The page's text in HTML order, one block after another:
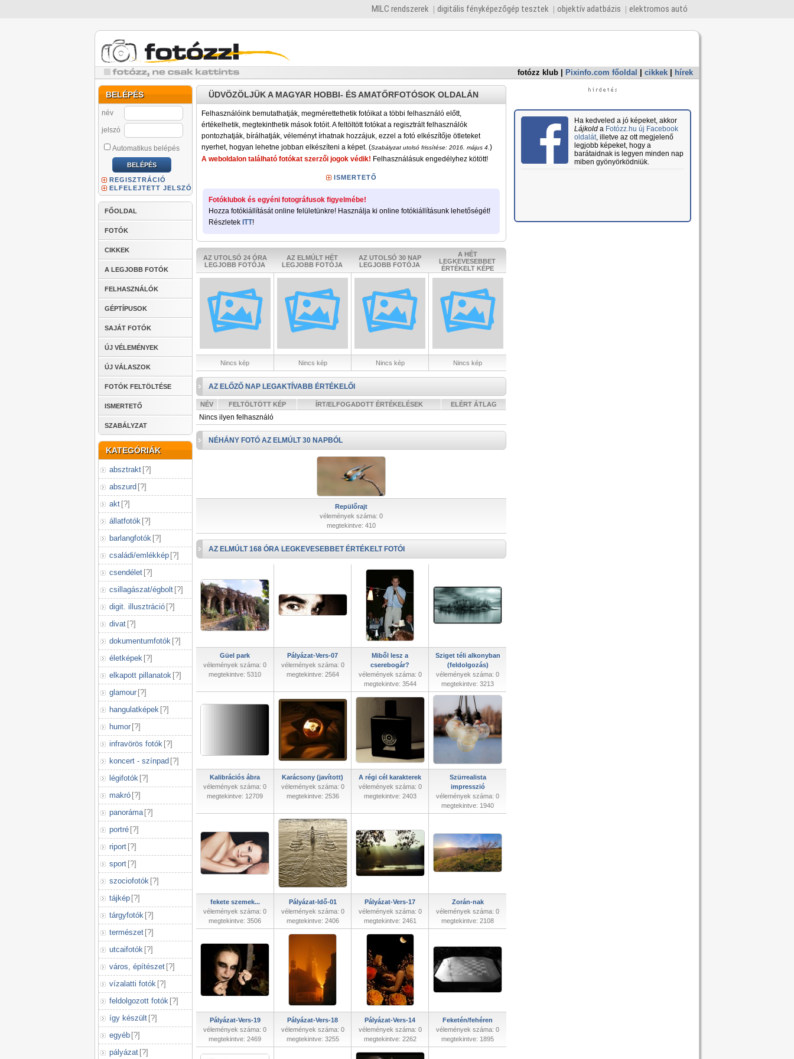
MILC rendszerek digitális fényképezőgép tesztek objektív adatbázis elektromos autó
fotózz klub Pixinfo.com főoldal cikkek hírek
BELÉPÉS
név
jelszó
Automatikus belépés
REGISZTRÁCIÓ
ELFELEJTETT JELSZÓ
FŐOLDAL
FOTÓK
CIKKEK
A LEGJOBB FOTÓK
FELHASZNÁLÓK
GÉPTÍPUSOK
SAJÁT FOTÓK
ÚJ VÉLEMÉNYEK
ÚJ VÁLASZOK
FOTÓK FELTÖLTÉSE
ISMERTETŐ
SZABÁLYZAT
KATEGÓRIÁK
absztrakt [?]
abszurd [?]
akt [?]
állatfotók [?]
barlangfotók [?]
családi/emlékkép [?]
csendélet [?]
csillagászat/égbolt [?]
digit. illusztráció [?]
divat [?]
dokumentumfotók [?]
életképek [?]
elkapott pillanatok [?]
glamour [?]
hangulatképek [?]
humor [?]
infravörös fotók [?]
koncert - színpad [?]
légifotók [?]
makró [?]
panoráma [?]
portré [?]
riport [?]
sport [?]
szociofotók [?]
tájkép [?]
tárgyfotók [?]
természet [?]
utcaifotók [?]
város, építészet [?]
vízalatti fotók [?]
feldolgozott fotók [?]
így készült [?]
egyéb [?]
pályázat [?]
ÜDVÖZÖLJÜK A MAGYAR HOBBI- ÉS AMATŐRFOTÓSOK OLDALÁN
Felhasználóink bemutathatják, megmérettethetik fotóikat a többi felhasználó előtt,
értékelhetik, megtekinthetik mások fotóit. A feltöltött fotókat a regisztrált felhasználók
pontozhatják, bírálhatják, véleményt írhatnak hozzájuk, ezzel a fotó elkészítője ötleteket
nyerhet, hogyan lehetne jobban elkészíteni a képet. (Szabályzat utolsó frissítése: 2016. május 4. )
A weboldalon található fotókat szerzői jogok védik! Felhasználásuk engedélyhez kötött!
ISMERTETŐ
Fotóklubok és egyéni fotográfusok figyelmébe!
Hozza fotókiállítását online felületünkre! Használja ki online fotókiállításunk lehetőségét!
Részletek ITT!
AZ UTOLSÓ 24 ÓRA
LEGJOBB FOTÓJA
AZ ELMÚLT HÉT
LEGJOBB FOTÓJA
AZ UTOLSÓ 30 NAP
LEGJOBB FOTÓJA
A HÉT
LEGKEVESEBBET
ÉRTÉKELT KÉPE
Nincs kép Nincs kép Nincs kép Nincs kép
AZ ELŐZŐ NAP LEGAKTÍVABB ÉRTÉKELŐI
NÉV FELTÖLTÖTT KÉP ÍRT/ELFOGADOTT ÉRTÉKELÉSEK ELÉRT ÁTLAG
Nincs ilyen felhasználó
NÉHÁNY FOTÓ AZ ELMÚLT 30 NAPBÓL
Repülőrajt
vélemények száma: 0
megtekintve: 410
AZ ELMÚLT 168 ÓRA LEGKEVESEBBET ÉRTÉKELT FOTÓI
Güel park
vélemények száma: 0
megtekintve: 5310
Pályázat-Vers-07
vélemények száma: 0
megtekintve: 2564
Miből lesz a
cserebogár?
vélemények száma: 0
megtekintve: 3544
Sziget téli alkonyban
(feldolgozás)
vélemények száma: 0
megtekintve: 3213
Kalibrációs ábra
vélemények száma: 0
megtekintve: 12709
Karácsony (javított)
vélemények száma: 0
megtekintve: 2536
A régi cél karakterek
vélemények száma: 0
megtekintve: 2403
Szürrealista
impresszió
vélemények száma: 0
megtekintve: 1940
fekete szemek...
vélemények száma: 0
megtekintve: 3506
Pályázat-Idő-01
vélemények száma: 0
megtekintve: 2406
Pályázat-Vers-17
vélemények száma: 0
megtekintve: 2461
Zorán-nak
vélemények száma: 0
megtekintve: 2108
Pályázat-Vers-19
vélemények száma: 0
megtekintve: 2469
Pályázat-Vers-18
vélemények száma: 0
megtekintve: 3255
Pályázat-Vers-14
vélemények száma: 0
megtekintve: 2262
Feketén/fehéren
vélemények száma: 0
megtekintve: 1895
Ha kedveled a jó képeket, akkor
Lájkolda Fotózz.hu új Facebook
oldalát, illetve az ott megjelenő
legjobb képeket, hogy a
barátaidnak is legyen minden nap
miben gyönyörködniük.